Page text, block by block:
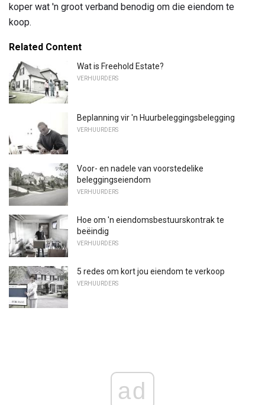
koper wat 'n groot verband benodig om die eiendom te
koop.
Related Content
Wat is Freehold Estate?
VERHUURDERS
Beplanning vir 'n Huurbeleggingsbelegging
VERHUURDERS
Voor- en nadele van voorstedelike
beleggingseiendom
VERHUURDERS
Hoe om 'n eiendomsbestuurskontrak te
beëindig
VERHUURDERS
5 redes om kort jou eiendom te verkoop
VERHUURDERS
ad